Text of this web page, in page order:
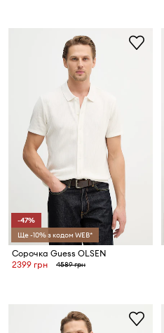
-47%
Ще -10% з кодом WEB*
Сорочка Guess OLSEN
2399 грн
4589 грн